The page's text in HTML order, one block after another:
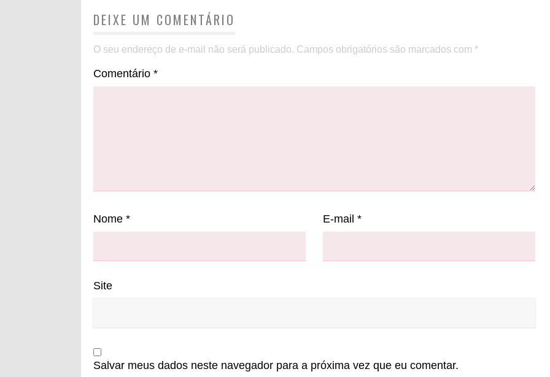
DEIXE UM COMENTÁRIO
O seu endereço de e-mail não será publicado. Campos obrigatórios são marcados com *
Comentário *
Nome * E-mail*
Site
Salvar meus dados neste navegador para a próxima vez que eu comentar.